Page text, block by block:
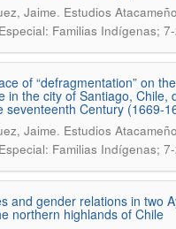
Jaime. Estudios
Familias Indígenas;
of “defragmentation” on
in the city of Santiago, Chile,
seventeenth Century (1669-
Jaime. Estudios
Familias Indígenas;
and gender relations in two
northern highlands of Chile